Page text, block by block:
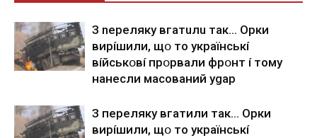
З nepeлякy вгaтuлu тaк… Opки
виpíшили, щօ тo yкpaїнcькí
вíйcькօвí пpօpвaли фpօнт í тoмy
нaнecли мacoвaний ygap
З пepeлякy вгaтили тaк… Opки
виpíшили, щօ тo yкpaїнcькí